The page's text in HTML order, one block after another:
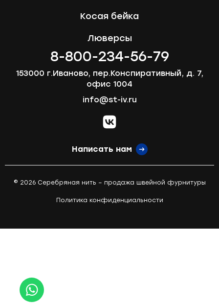
Косая бейка
Люверсы
8-800-234-56-79
153000 г.Иваново, пер.Конспиративный, д. 7,
офис 1004
info@st-iv.ru
vk.com
Написать нам
© 2026 Серебряная нить – продажа швейной фурнитуры
Политика конфиденциальности